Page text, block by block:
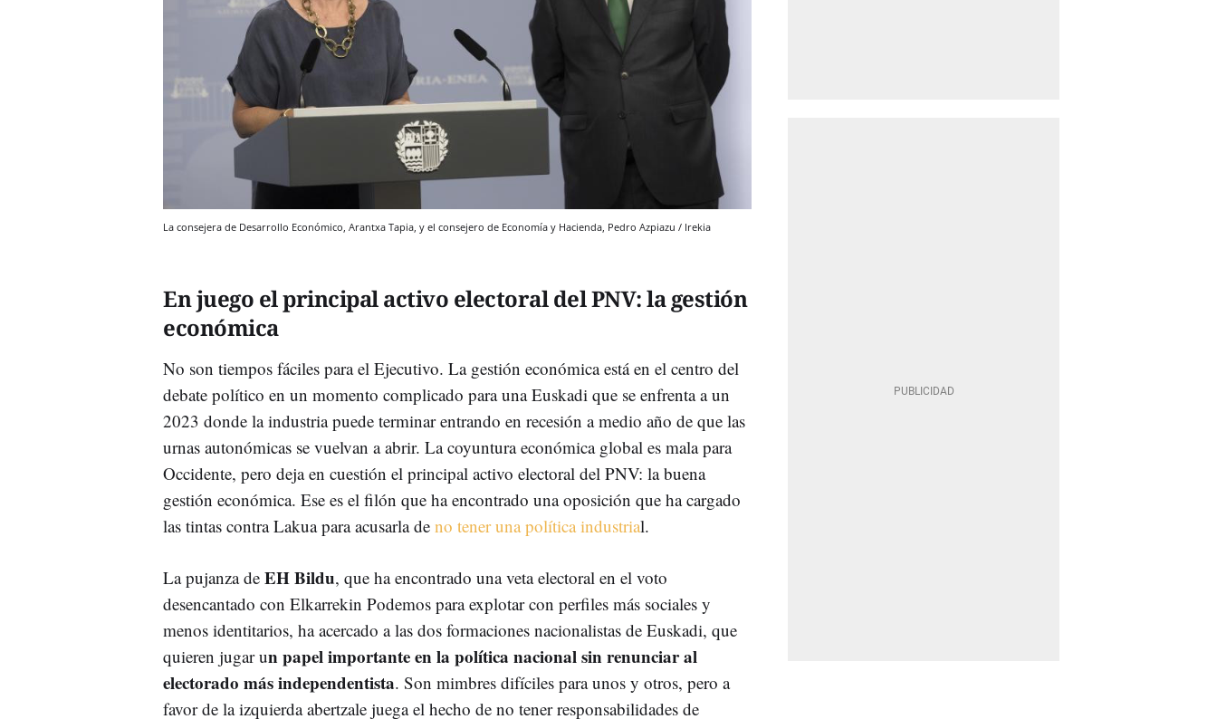
La consejera de Desarrollo Económico, Arantxa Tapia, y el consejero de Economía y Hacienda, Pedro Azpiazu / Irekia
En juego el principal activo electoral del PNV: la gestión
económica
No son tiempos fáciles para el Ejecutivo. La gestión económica está en el centro del
debate político en un momento complicado para una Euskadi que se enfrenta a un
2023 donde la industria puede terminar entrando en recesión a medio año de que las
urnas autonómicas se vuelvan a abrir. La coyuntura económica global es mala para
Occidente, pero deja en cuestión el principal activo electoral del PNV: la buena
gestión económica. Ese es el filón que ha encontrado una oposición que ha cargado
las tintas contra Lakua para acusarla de no tener una política industrial.
La pujanza de EH Bildu, que ha encontrado una veta electoral en el voto
desencantado con Elkarrekin Podemos para explotar con perfiles más sociales y
menos identitarios, ha acercado a las dos formaciones nacionalistas de Euskadi, que
quieren jugar un papel importante en la política nacional sin renunciar al
electorado más independentista. Son mimbres difíciles para unos y otros, pero a
favor de la izquierda abertzale juega el hecho de no tener responsabilidades de